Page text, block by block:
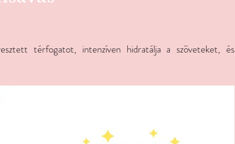
térfogatot, intenzíven hidratálja a szöveteket, és